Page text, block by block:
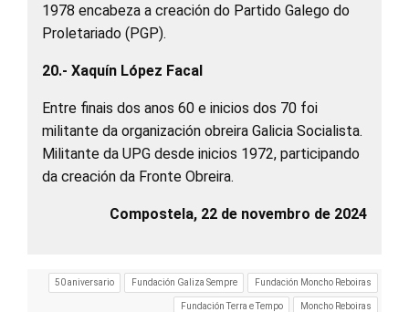
1978 encabeza a creación do Partido Galego do
Proletariado (PGP).
20.- Xaquín López Facal
Entre finais dos anos 60 e inicios dos 70 foi
militante da organización obreira Galicia Socialista.
Militante da UPG desde inicios 1972, participando
da creación da Fronte Obreira.
Compostela, 22 de novembro de 2024
50 aniversario Fundación Galiza Sempre Fundación Moncho Reboiras
Fundación Terra e Tempo Moncho Reboiras